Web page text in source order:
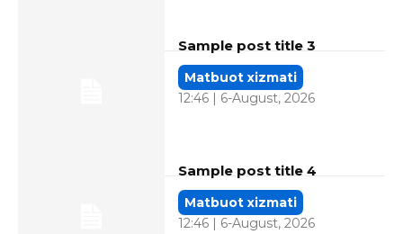
Sample post title 3
Matbuot xizmati
12:46 | 6-August, 2026
Sample post title 4
Matbuot xizmati
12:46 | 6-August, 2026